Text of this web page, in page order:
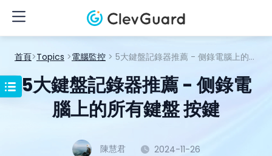
首頁>Topics >電腦監控 > 5大鍵盤記錄器推薦 - 侧錄電腦上的所有鍵盤 按鍵
5大鍵盤記錄器推薦 - 侧錄電
腦上的所有鍵盤 按鍵
陳慧君 2024-11-26